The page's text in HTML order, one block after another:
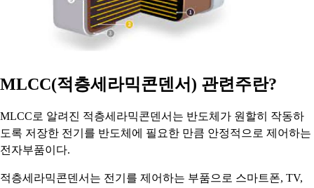
MLCC(적층세라믹콘덴서) 관련주란?
MLCC로 알려진 적층세라믹콘덴서는 반도체가 원할히 작동하
도록 저장한 전기를 반도체에 필요한 만큼 안정적으로 제어하는
전자부품이다.
적층세라믹콘덴서는 전기를 제어하는 부품으로 스마트폰, TV,